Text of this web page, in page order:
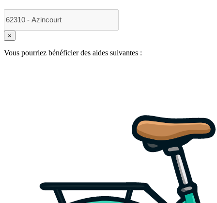
×
Vous pourriez bénéficier des aides suivantes :